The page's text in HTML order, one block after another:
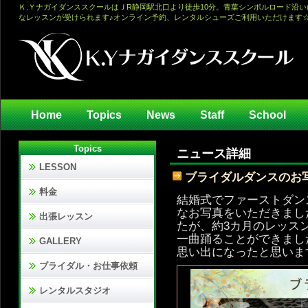
Ｋ.ＹナガイダンススクールはＪR静岡駅北口より徒歩10分。青葉シンボルロード沿
なレッスンが受けられます♪オンライン予約、レンタルシューズご利用いただけます
Home Topics News Staff School
Topics
LESSON
料金
出張レッスン
GALLERY
ブライダル・お仕事依頼
レンタルスタジオ
ニュース詳細
ブライダルダンスのお
結婚式でファーストダ
なお写真をいただきま
たが、約3カ月のレッス
一曲踊ることができま
思い出になったと思い